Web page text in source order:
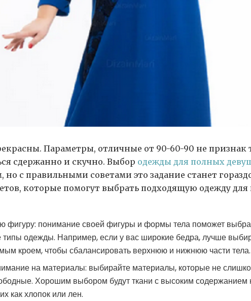
Параметры, отличные от 90-60-90 не признак
сдержанно и скучно. Выбор одежды для полных
с правильными советами это задание станет
которые помогут выбрать подходящую одежду
фигуру: понимание своей фигуры и формы тела поможет
одежды. Например, если у вас широкие бедра, лучше
кроем, чтобы сбалансировать верхнюю и нижнюю части тела.
на материалы: выбирайте материалы, которые не
Хорошим выбором будут ткани с высоким содержанием
как хлопок или лен.